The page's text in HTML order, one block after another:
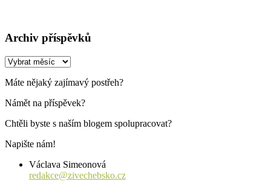
Archiv příspěvků
Archiv
Máte nějaký zajímavý postřeh?
Námět na příspěvek?
Chtěli byste s naším blogem spolupracovat?
Napište nám!
Václava Simeonová
redakce@zivechebsko.cz